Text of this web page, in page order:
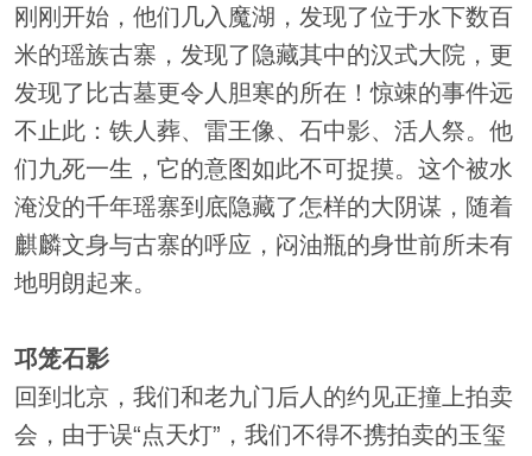
刚刚开始，他们几入魔湖，发现了位于水下数百
米的瑶族古寨，发现了隐藏其中的汉式大院，更
发现了比古墓更令人胆寒的所在！惊竦的事件远
不止此：铁人葬、雷王像、石中影、活人祭。他
们九死一生，它的意图如此不可捉摸。这个被水
淹没的千年瑶寨到底隐藏了怎样的大阴谋，随着
麒麟文身与古寨的呼应，闷油瓶的身世前所未有
地明朗起来。
邛笼石影
回到北京，我们和老九门后人的约见正撞上拍卖
会，由于误“点天灯”，我们不得不携拍卖的玉玺